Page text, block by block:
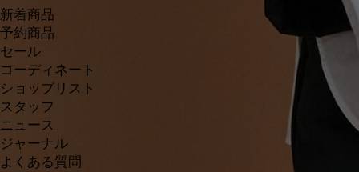
新着商品
予約商品
セール
コーディネート
ショップリスト
スタッフ
ニュース
ジャーナル
よくある質問